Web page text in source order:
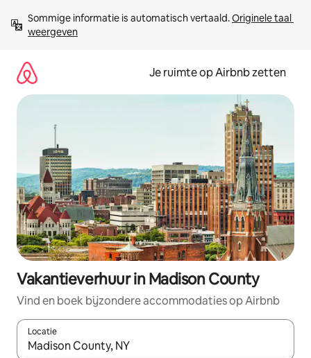
direct
naar
Sommige informatie is automatisch vertaald. Originele taal
weergeven
Je ruimte op Airbnb zetten
Vakantieverhuur in Madison County
Vind en boek bijzondere accommodaties op Airbnb
Locatie
Wanneer er suggesties beschikbaar zijn, maak je een keuze